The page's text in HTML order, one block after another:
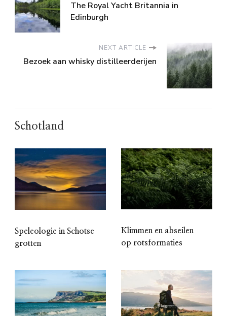
The Royal Yacht Britannia in
Edinburgh
NEXT ARTICLE
Bezoek aan whisky distilleerderijen
Schotland
Speleologie in Schotse
grotten
Klimmen en abseilen
op rotsformaties